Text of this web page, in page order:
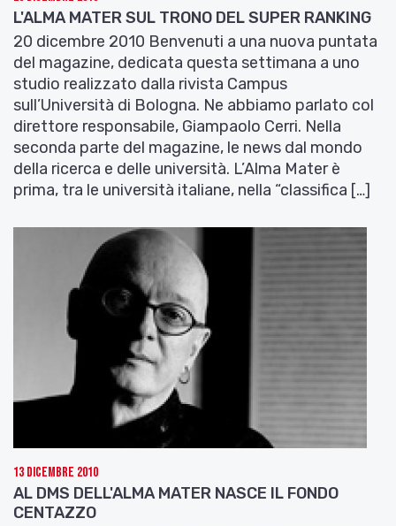
E-R
L'ALMA MATER SUL TRONO DEL SUPER RANKING
20 dicembre 2010 Benvenuti a una nuova puntata
del magazine, dedicata questa settimana a uno
studio realizzato dalla rivista Campus
sull’Università di Bologna. Ne abbiamo parlato col
direttore responsabile, Giampaolo Cerri. Nella
seconda parte del magazine, le news dal mondo
della ricerca e delle università. L’Alma Mater è
prima, tra le università italiane, nella “classifica […]
13 Dicembre 2010
AL DMS DELL'ALMA MATER NASCE IL FONDO
CENTAZZO